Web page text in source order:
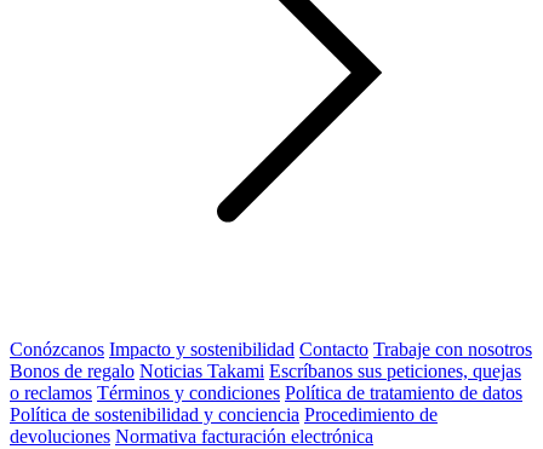
Conózcanos Impacto y sostenibilidad Contacto Trabaje con nosotros
Bonos de regalo Noticias Takami Escríbanos sus peticiones, quejas
o reclamos Términos y condiciones Política de tratamiento de datos
Política de sostenibilidad y conciencia Procedimiento de
devoluciones Normativa facturación electrónica